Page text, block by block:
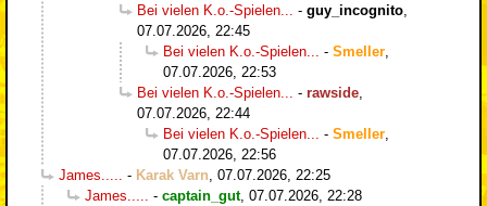
Bei vielen K.o.-Spielen...
- guy_incognito
07.07.2026, 22:45
Bei vielen K.o.-Spielen...
- Smeller
07.07.2026, 22:53
Bei vielen K.o.-Spielen...
- rawside
07.07.2026, 22:44
Bei vielen K.o.-Spielen...
- Smeller
07.07.2026, 22:56
James.....
- Karak Varn 07.07.2026, 22:25
James.....
- captain_gut, 07.07.2026, 22:28